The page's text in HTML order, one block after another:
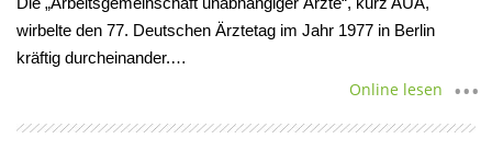
wirbelte den 77. Deutschen Ärztetag im Jahr 1977 in Berlin
kräftig durcheinander.…
Online lesen